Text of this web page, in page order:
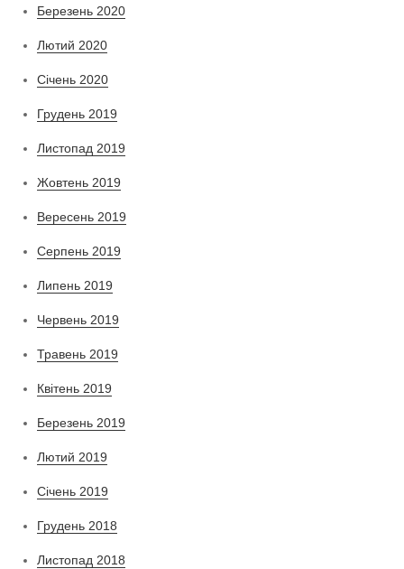
Березень 2020
Лютий 2020
Січень 2020
Грудень 2019
Листопад 2019
Жовтень 2019
Вересень 2019
Серпень 2019
Липень 2019
Червень 2019
Травень 2019
Квітень 2019
Березень 2019
Лютий 2019
Січень 2019
Грудень 2018
Листопад 2018